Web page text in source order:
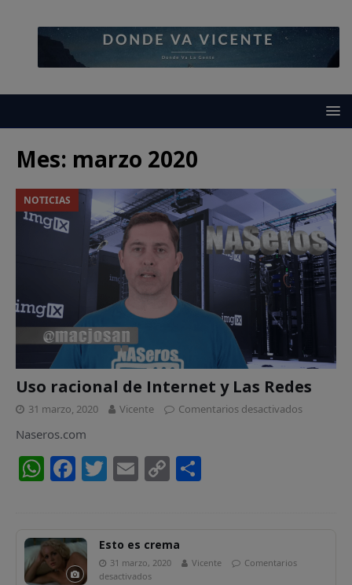
Mes: marzo 2020
NOTICIAS
Uso racional de Internet y Las Redes
31 marzo, 2020 Vicente Comentarios desactivados
Naseros.com
W
s
A
F
e
b
T
er
E
l
C
y
Li ar
Esto es crema
31 marzo, 2020 Vicente
Comentarios
desactivados